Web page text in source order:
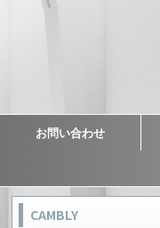
お問い合わせ
CAMBLY